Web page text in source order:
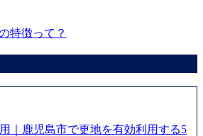
特徴って？
｜鹿児島市で更地を有効利用する5